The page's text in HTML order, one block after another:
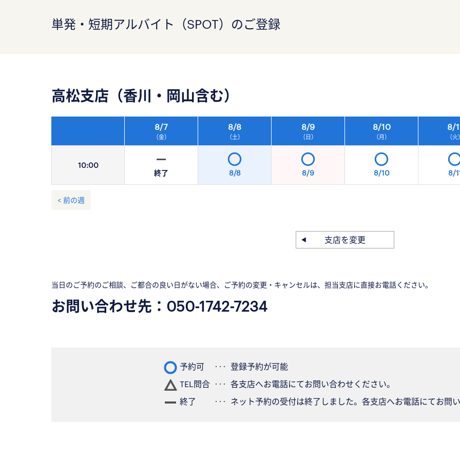
単発・短期アルバイト（SPOT）のご登録
高松支店（香川・岡山含む）
10:00
8/7
（金）
8/8
（土）
8/9
（日）
8/10
（月）
8/
（火）
終了 8/8 8/9 8/10 8/
< 前の週
支店を変更
当日のご予約のご相談、ご都合の良い日がない場合、ご予約の変更・キャンセルは、担当支店に直接お電話ください。
お問い合わせ先： 050-1742-7234
予約可
登録予約が可能
TEL問合
各支店へお電話にてお問い合わせください。
終了
ネット予約の受付は終了しました。各支店へお電話にてお問い